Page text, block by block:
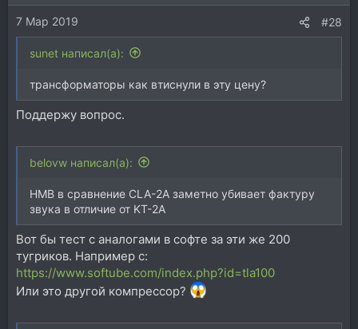
7 Мар 2019 #28
sunet написал(а):
трансформаторы как втиснули в эту цену?
Поддержу вопрос.
belovw написал(а):
НМВ в сравнение CLA-2A заметно убивает фактуру
звука в отличие от KT-2A
Вот бы тест с аналогами в софте за эти же 200
тугриков. Например с:
https://www.softube.com/index.php?id=tla100
Или это другой компрессор?